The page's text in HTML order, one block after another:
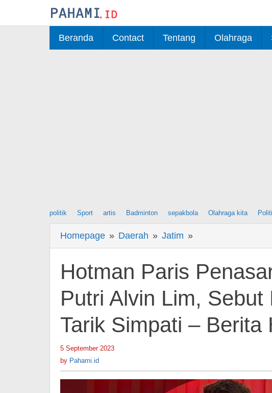
Beranda Contact Tentang Olahraga
politik Sport artis Badminton sepakbola Olahraga kita
Homepage » Daerah » Jatim »
Paris
Penasaran
dengan
KVL
Putri
Alvin
Lim,
untuk
Tarik
Hotman Paris
Putri Alvin Lim,
Tarik Simpati – Berita
5 September 2023
by Pahami.id